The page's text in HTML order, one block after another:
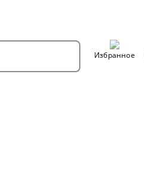
Избранное